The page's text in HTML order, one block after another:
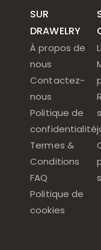
SUR
DRAWELRY
À propos de
nous
Contactez-
nous
Politique de
confidentialité
Termes &
Conditions
FAQ
Politique de
cookies